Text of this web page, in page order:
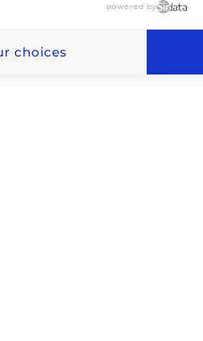
à
powered by
choices